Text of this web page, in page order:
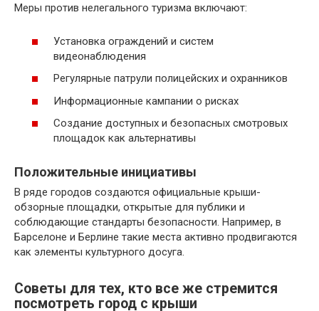
Меры против нелегального туризма включают:
Установка ограждений и систем
видеонаблюдения
Регулярные патрули полицейских и охранников
Информационные кампании о рисках
Создание доступных и безопасных смотровых
площадок как альтернативы
Положительные инициативы
В ряде городов создаются официальные крыши-
обзорные площадки, открытые для публики и
соблюдающие стандарты безопасности. Например, в
Барселоне и Берлине такие места активно продвигаются
как элементы культурного досуга.
Советы для тех, кто все же стремится
посмотреть город с крыши